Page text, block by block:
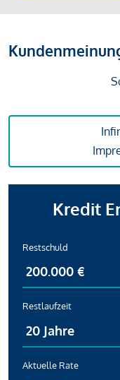
Kredit
Restschuld
Restlaufzeit
Aktuelle Rate